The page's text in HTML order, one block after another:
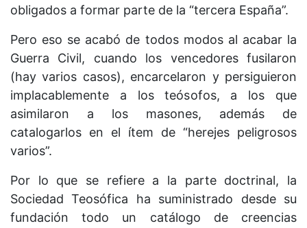
obligados a formar parte de la “tercera España”.
Pero eso se acabó de todos modos al acabar la
Guerra Civil, cuando los vencedores fusilaron
(hay varios casos), encarcelaron y persiguieron
implacablemente a los teósofos, a los que
asimilaron a los masones, además de
catalogarlos en el ítem de “herejes peligrosos
varios”.
Por lo que se refiere a la parte doctrinal, la
Sociedad Teosófica ha suministrado desde su
fundación todo un catálogo de creencias